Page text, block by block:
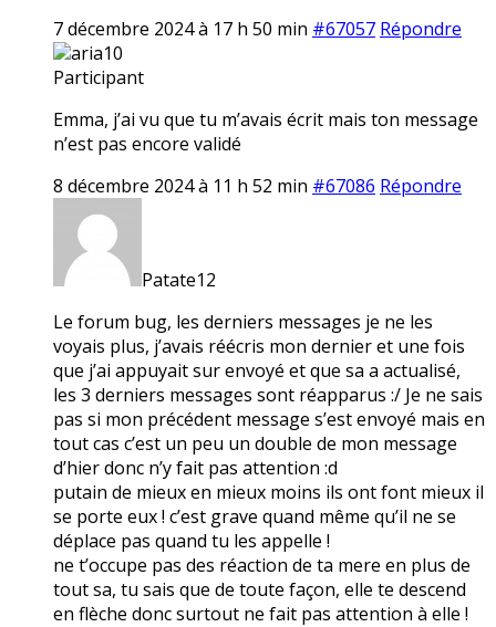
7 décembre 2024 à 17 h 50 min #67057 Répondre
aria10
Participant
Emma, j’ai vu que tu m’avais écrit mais ton message
n’est pas encore validé
8 décembre 2024 à 11 h 52 min #67086 Répondre
Patate12
Le forum bug, les derniers messages je ne les
voyais plus, j’avais réécris mon dernier et une fois
que j’ai appuyait sur envoyé et que sa a actualisé,
les 3 derniers messages sont réapparus :/ Je ne sais
pas si mon précédent message s’est envoyé mais en
tout cas c’est un peu un double de mon message
d’hier donc n’y fait pas attention :d
putain de mieux en mieux moins ils ont font mieux il
se porte eux ! c’est grave quand même qu’il ne se
déplace pas quand tu les appelle !
ne t’occupe pas des réaction de ta mere en plus de
tout sa, tu sais que de toute façon, elle te descend
en flèche donc surtout ne fait pas attention à elle !